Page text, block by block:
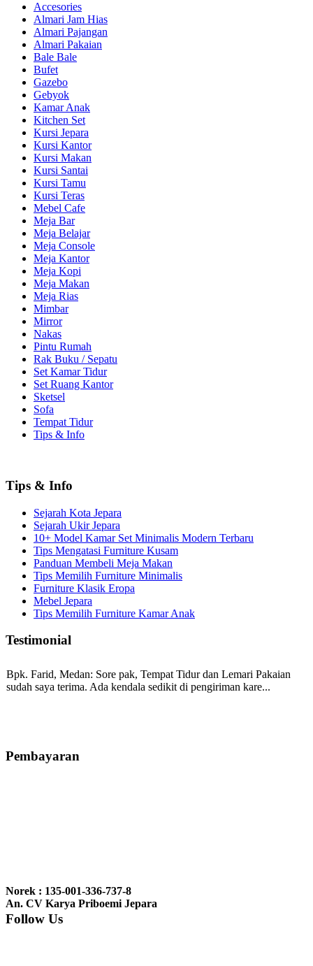
Accesories
Almari Jam Hias
Almari Pajangan
Almari Pakaian
Bale Bale
Bufet
Gazebo
Gebyok
Kamar Anak
Kitchen Set
Kursi Jepara
Kursi Kantor
Kursi Makan
Kursi Santai
Kursi Tamu
Kursi Teras
Mebel Cafe
Meja Bar
Meja Belajar
Meja Console
Meja Kantor
Meja Kopi
Meja Makan
Meja Rias
Mimbar
Mirror
Nakas
Pintu Rumah
Rak Buku / Sepatu
Set Kamar Tidur
Set Ruang Kantor
Sketsel
Sofa
Tempat Tidur
Tips & Info
Tips & Info
Sejarah Kota Jepara
Sejarah Ukir Jepara
10+ Model Kamar Set Minimalis Modern Terbaru
Tips Mengatasi Furniture Kusam
Panduan Membeli Meja Makan
Tips Memilih Furniture Minimalis
Furniture Klasik Eropa
Mebel Jepara
Tips Memilih Furniture Kamar Anak
Testimonial
Bpk. Farid, Medan: Sore pak, Tempat Tidur dan Lemari Pakaian
sudah saya terima. Ada kendala sedikit di pengiriman kare...
bale2 dan kursi teras saya sudah saya terima dan p...
nyesel deh beli geby...
Pembayaran
Norek : 135-001-336-737-8
An. CV Karya Priboemi Jepara
Follow Us